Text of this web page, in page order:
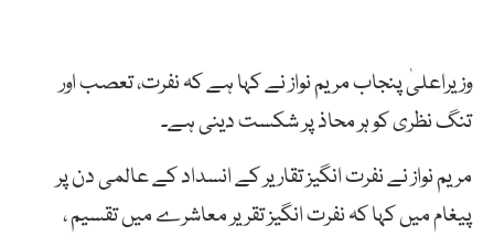
وزیراعلیٰ پنجاب مریم نواز نے کہا ہے کہ نفرت، تعصب اور
تنگ نظری کو ہر محاذ پر شکست دینی ہے۔
مریم نواز نے نفرت انگیز تقاریر کے انسداد کے عالمی دن پر
پیغام میں کہا کہ نفرت انگیز تقریر معاشرے میں تقسیم ،